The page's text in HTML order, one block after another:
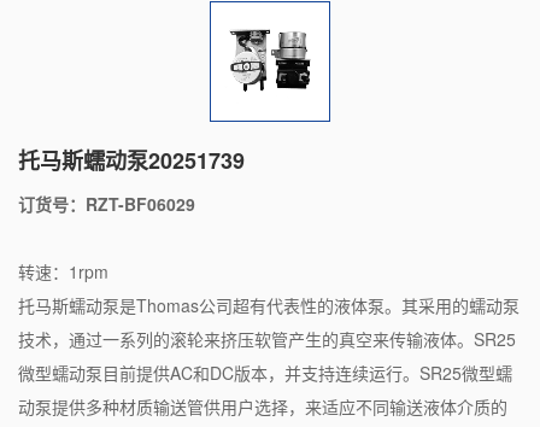
托马斯蠕动泵20251739
订货号：RZT-BF06029
转速：1rpm
托马斯蠕动泵是Thomas公司超有代表性的液体泵。其采用的蠕动泵
技术，通过一系列的滚轮来挤压软管产生的真空来传输液体。SR25
微型蠕动泵目前提供AC和DC版本，并支持连续运行。SR25微型蠕
动泵提供多种材质输送管供用户选择，来适应不同输送液体介质的